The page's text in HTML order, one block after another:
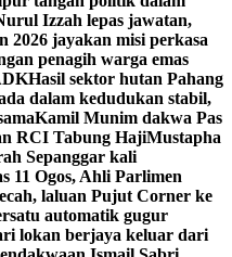
Izzah lepas jawatan,
2026 jayakan misi perkasa
penagih warga emas
Hasil sektor hutan Pahang
dalam kedudukan stabil,
Kamil Munim dakwa Pas
RCI Tabung HajiMustapha
Sepanggar kali
11 Ogos, Ahli Parlimen
laluan Pujut Corner ke
automatik gugur
lokan berjaya keluar dari